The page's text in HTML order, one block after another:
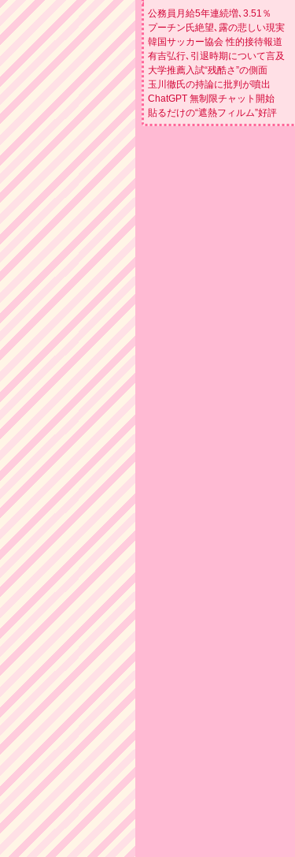
公務員月給5年連続増､3.51％
プーチン氏絶望､露の悲しい現実
韓国サッカー協会 性的接待報道
有吉弘行､引退時期について言及
大学推薦入試“残酷さ”の側面
玉川徹氏の持論に批判が噴出
ChatGPT 無制限チャット開始
貼るだけの“遮熱フィルム”好評